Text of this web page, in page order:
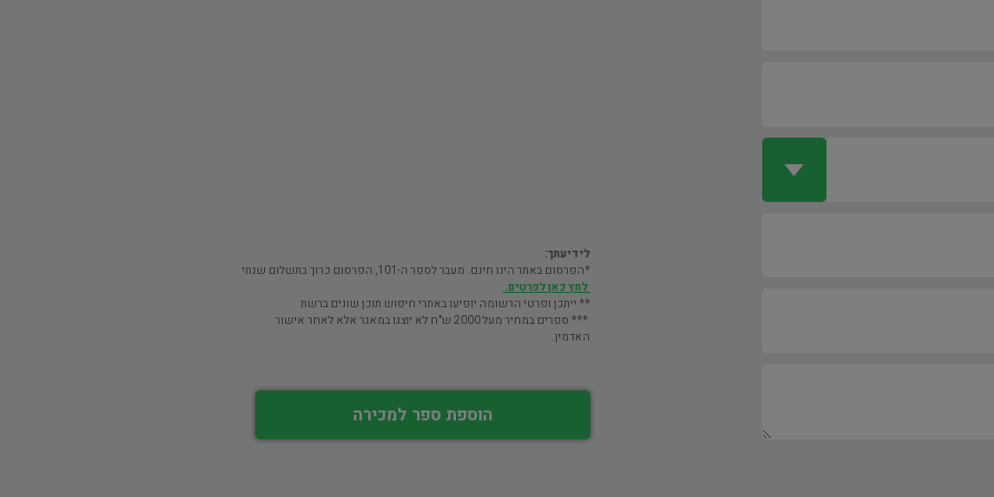
לידיעתך:
*הפרסום באתר הינו חינם. מעבר לספר ה-101, הפרסום כרוך בתשלום שנתי
לחץ כאן לפרטים.
** ייתכן ופרטי הרשומה יופיעו באתרי חיפוש תוכן שונים ברשת
*** ספרים במחיר מעל 2000 ש"ח לא יוצגו במאגר אלא לאחר אישור
האדמין.
הוספת ספר למכירה